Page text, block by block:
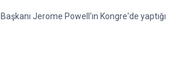
Jerome Powell'ın Kongre'de yaptığı